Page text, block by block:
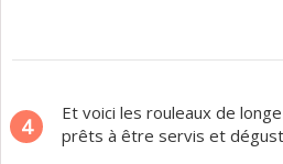
4
Et voici les rouleaux de
prêts à être servis et